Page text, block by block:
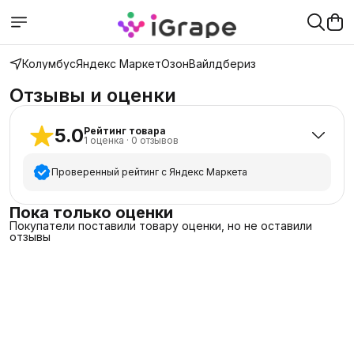
КолумбусЯндекс МаркетОзонВайлдбериз
Отзывы и оценки
5.0Рейтинг товара
1 оценка · 0 отзывов
Проверенный рейтинг с Яндекс Маркета
5 звёзд
1
4 звезды
Пока только оценки
Покупатели поставили товару оценки, но не оставили
отзывы